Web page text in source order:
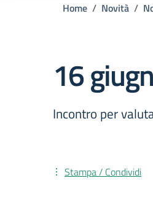
Home Novità
16
Incontro per
Stampa / Condividi